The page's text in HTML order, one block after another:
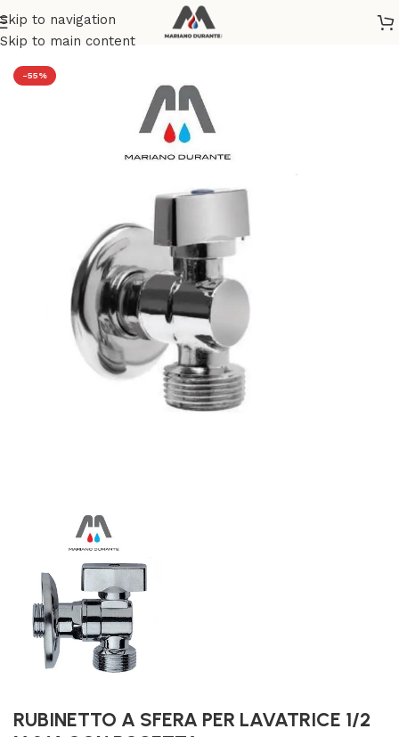
Skip to navigation
Skip to main content
Home/TERMOIDRAULICA/SCARICO IDRICO
-55%
RUBINETTO A SFERA PER LAVATRICE 1/2